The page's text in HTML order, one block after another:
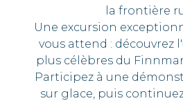
la frontière
Une excursion
vous attend : découvrez
plus célèbres du
Participez à une
sur glace, puis